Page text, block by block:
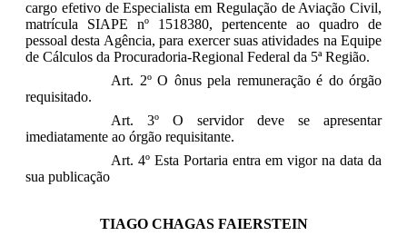
cargo efetivo de Especialista em Regulação de Aviação Civil,
matrícula SIAPE nº 1518380, pertencente ao quadro de
pessoal desta Agência, para exercer suas atividades na Equipe
de Cálculos da Procuradoria-Regional Federal da 5ª Região.
Art. 2º O ônus pela remuneração é do órgão
requisitado.
Art. 3º O servidor deve se apresentar
imediatamente ao órgão requisitante.
Art. 4º Esta Portaria entra em vigor na data da
sua publicação
TIAGO CHAGAS FAIERSTEIN